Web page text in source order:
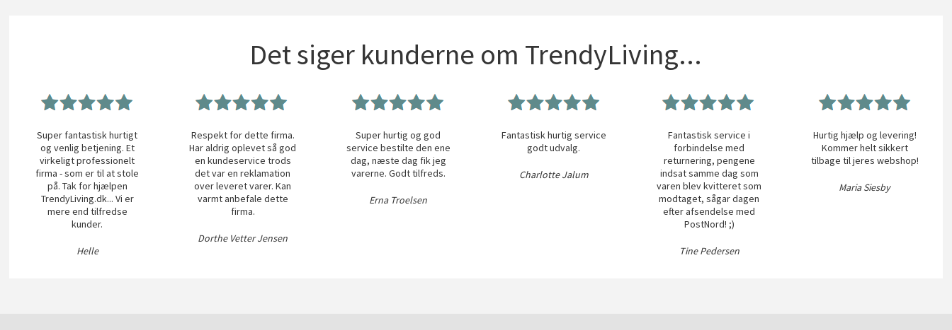
Det siger kunderne om TrendyLiving...
Super fantastisk hurtigt
og venlig betjening. Et
virkeligt professionelt
firma - som er til at stole
på. Tak for hjælpen
TrendyLiving.dk... Vi er
mere end tilfredse
kunder.
Helle
Respekt for dette firma.
Har aldrig oplevet så god
en kundeservice trods
det var en reklamation
over leveret varer. Kan
varmt anbefale dette
firma.
Dorthe Vetter Jensen
Super hurtig og god
service bestilte den ene
dag, næste dag fik jeg
varerne. Godt tilfreds.
Erna Troelsen
Fantastisk hurtig service
godt udvalg.
Charlotte Jalum
Fantastisk service i
forbindelse med
returnering, pengene
indsat samme dag som
varen blev kvitteret som
modtaget, sågar dagen
efter afsendelse med
PostNord! ;)
Tine Pedersen
Hurtig hjælp og levering!
Kommer helt sikkert
tilbage til jeres webshop!
Maria Siesby